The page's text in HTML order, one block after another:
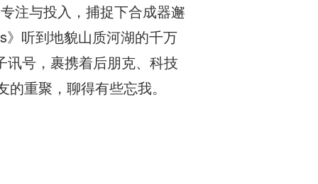
注与投入，捕捉下合成器邂
听到地貌山质河湖的千万
号，裹携着后朋克、科技
重聚，聊得有些忘我。